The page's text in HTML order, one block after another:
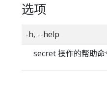
选项
-h, --help
secret 操作的帮助命